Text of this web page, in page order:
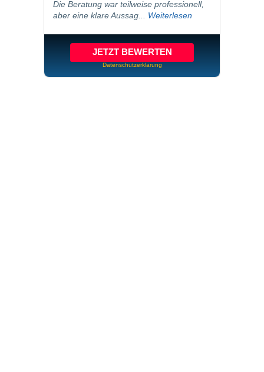
Die Beratung war teilweise professionell,
aber eine klare Aussag... Weiterlesen
JETZT BEWERTEN
Datenschutzerklärung